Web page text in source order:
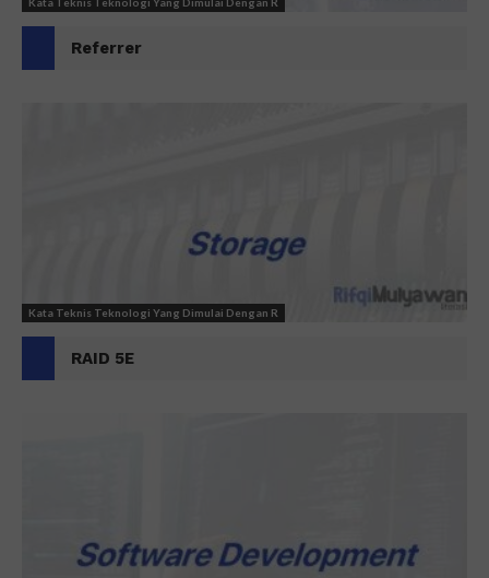
Referrer
Kata Teknis Teknologi Yang Dimulai Dengan R
RAID 5E